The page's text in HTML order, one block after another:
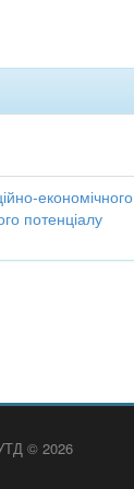
економічного
потенціалу
© 2026